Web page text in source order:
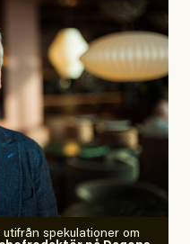
spekulationer om